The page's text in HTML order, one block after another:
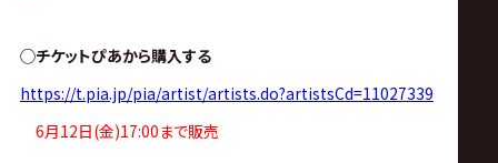
サ
◯チケットぴあから購入する
https://t.pia.jp/pia/artist/artists.do?artistsCd=11027339
6月12日(金)17:00まで販売